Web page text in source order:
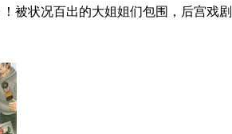
被状况百出的大姐姐们包围，后宫戏